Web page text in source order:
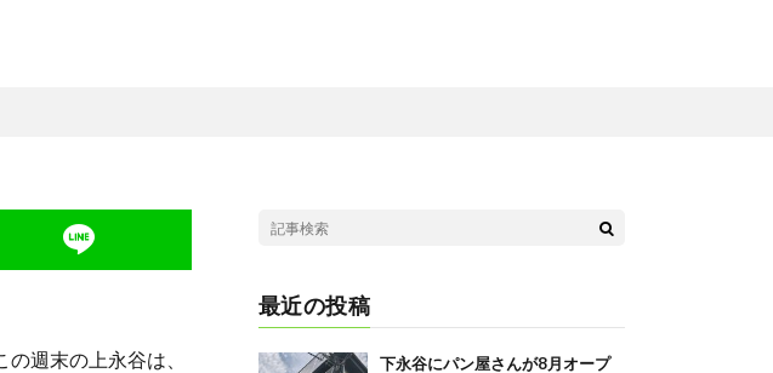
週末の上永谷は、
最近の投稿
下永谷にパン屋さんが8月オープ